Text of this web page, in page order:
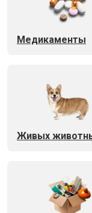
Медикаменты
Живых